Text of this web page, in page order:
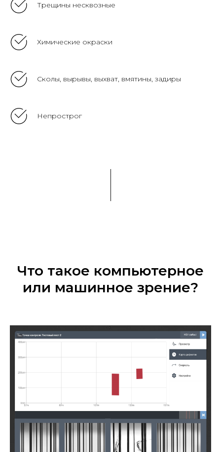
Трещины несквозные
Химические окраски
Сколы, вырывы, выхват, вмятины, задиры
Непрострог
Что такое компьютерное
или машинное зрение?